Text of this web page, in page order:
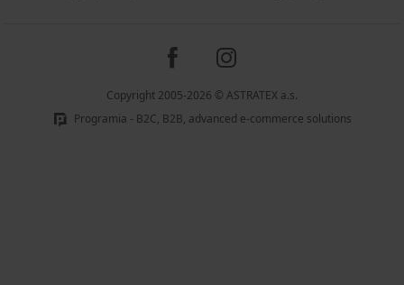
Copyright 2005-2026 © ASTRATEX a.s.
Programia - B2C, B2B, advanced e-commerce solutions